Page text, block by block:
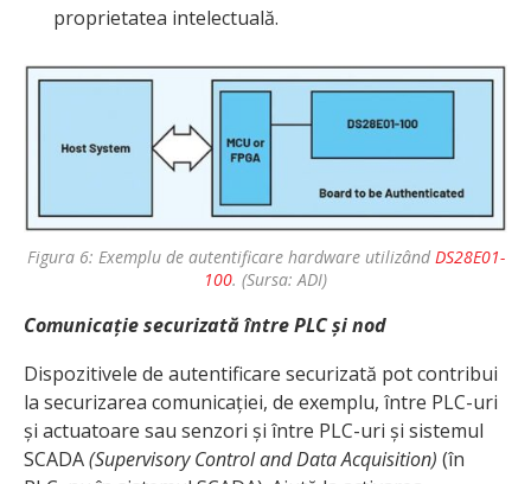
proprietatea intelectuală.
Figura 6: Exemplu de autentificare hardware utilizândDS28E01-
100. (Sursa: ADI)
Comunicație securizată între PLC și nod
Dispozitivele de autentificare securizată pot contribui
la securizarea comunicației, de exemplu, între PLC-uri
și actuatoare sau senzori și între PLC-uri și sistemul
SCADA(Supervisory Control and Data Acquisition) (în